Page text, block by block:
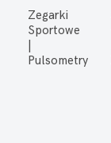
Zegarki
Sportowe
Pulsometry